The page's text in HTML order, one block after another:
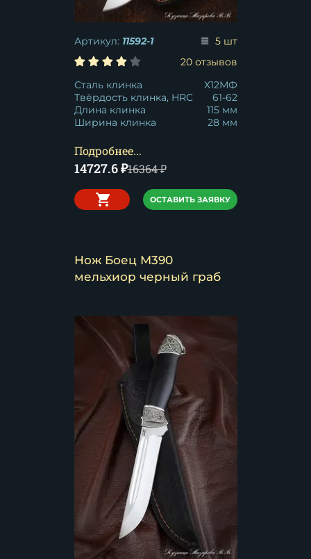
Артикул: 11592-1
5 шт
20 отзывов
Сталь клинка
Х12МФ
Твёрдость клинка, HRC
61-62
Длина клинка
115 мм
Ширина клинка
28 мм
Подробнее...
14727.6₽16364₽
ОСТАВИТЬ ЗАЯВКУ
Нож Боец M390
мельхиор черный граб